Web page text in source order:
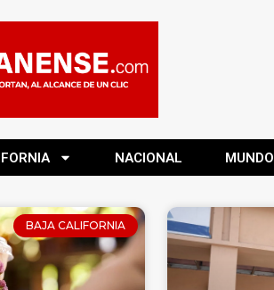
NACIONAL MUNDO
BAJA CALIFORNIA